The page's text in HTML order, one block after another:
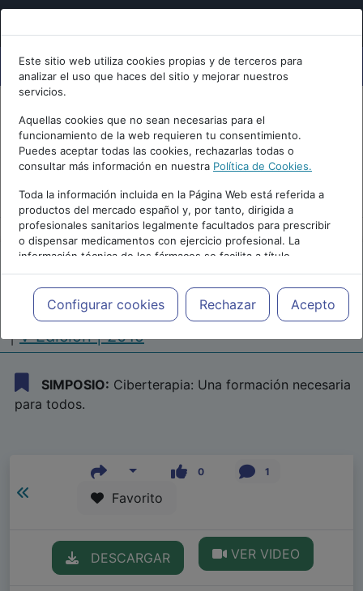
Este sitio web utiliza cookies propias y de terceros para
analizar el uso que haces del sitio y mejorar nuestros
servicios.
Aquellas cookies que no sean necesarias para el
funcionamiento de la web requieren tu consentimiento.
Puedes aceptar todas las cookies, rechazarlas todas o
consultar más información en nuestra Política de Cookies.
Toda la información incluida en la Página Web está referida a
productos del mercado español y, por tanto, dirigida a
profesionales sanitarios legalmente facultados para prescribir
o dispensar medicamentos con ejercicio profesional. La
información técnica de los fármacos se facilita a título
meramente informativo, siendo responsabilidad de los
profesionales facultados prescribir medicamentos y decidir, en
cada caso concreto, el tratamiento más adecuado a las
necesidades del paciente.
Configurar cookies Rechazar Acepto
Repositorio de Artículos |Congreso Virtual
Internacional de Enfermería en Salud Mental
|V Edición | 2019
SIMPOSIO: Ciberterapia: Una formación necesaria
para todos.
0 1
Favorito
DESCARGAR VER VIDEO